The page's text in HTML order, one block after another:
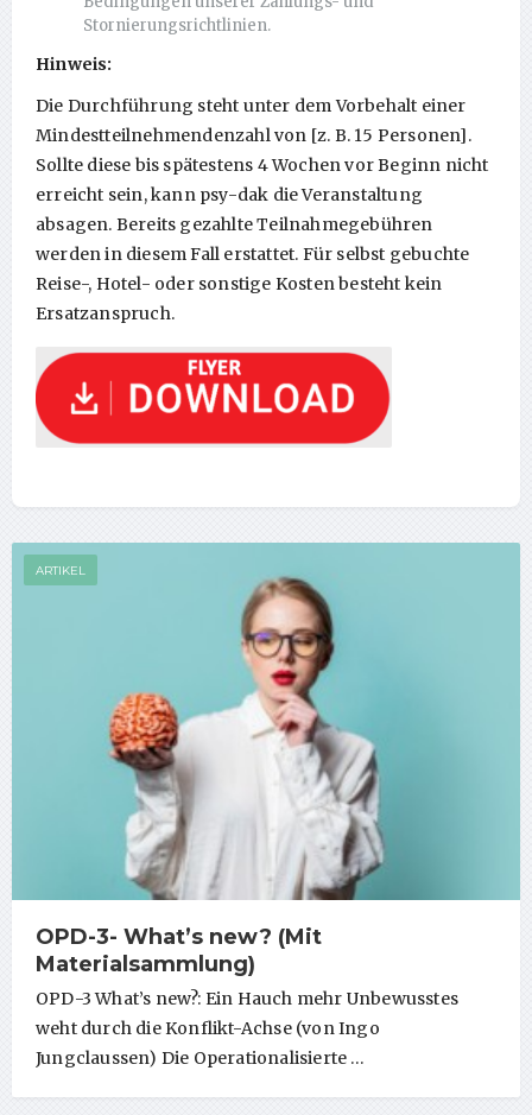
Stornierungsrichtlinien.
Hinweis:
Die Durchführung steht unter dem Vorbehalt einer
Mindestteilnehmendenzahl von [z. B. 15 Personen].
Sollte diese bis spätestens 4 Wochen vor Beginn nicht
erreicht sein, kann psy-dak die Veranstaltung
absagen. Bereits gezahlte Teilnahmegebühren
werden in diesem Fall erstattet. Für selbst gebuchte
Reise-, Hotel- oder sonstige Kosten besteht kein
Ersatzanspruch.
ARTIKEL
OPD-3- What’s new? (Mit
Materialsammlung)
OPD-3 What’s new?: Ein Hauch mehr Unbewusstes
weht durch die Konflikt-Achse (von Ingo
Jungclaussen) Die Operationalisierte …